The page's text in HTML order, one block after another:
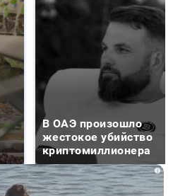
В ОАЭ произошло
жестокое убийство
криптомиллионера
i